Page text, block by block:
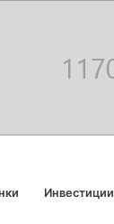
Инвестиции